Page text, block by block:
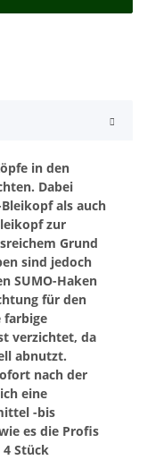
in den
Dabei
als auch
zur
Grund
sind jedoch
SUMO-Haken
für den
farbige
verzichtet, da
abnutzt.
nach der
eine
-bis
es die Profis
Stück